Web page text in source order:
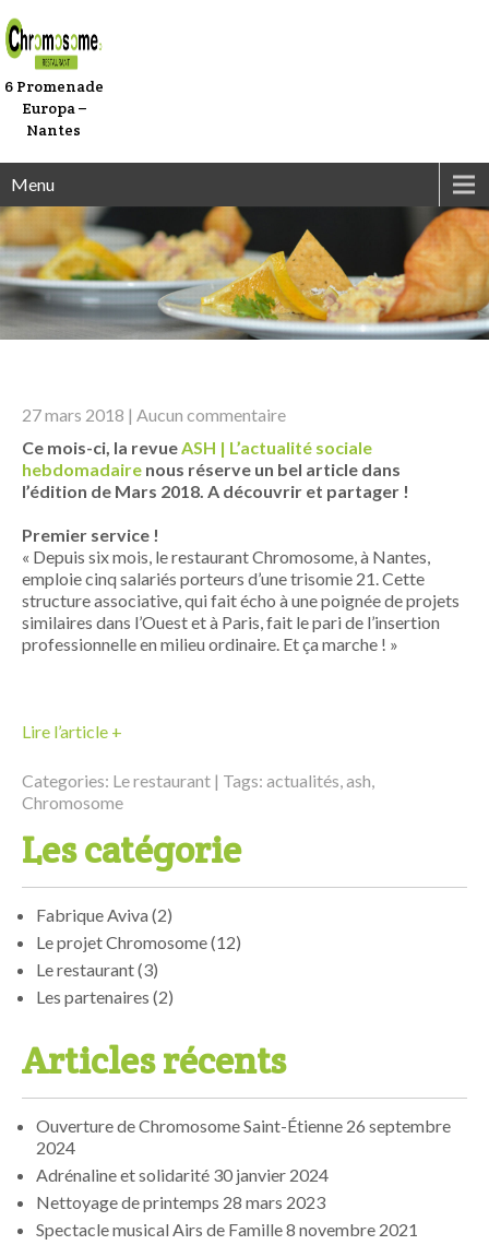
6 Promenade
Europa –
Nantes
Menu
27 mars 2018 | Aucun commentaire
Ce mois-ci, la revueASH | L’actualité sociale
hebdomadaire nous réserve un bel article dans
l’édition de Mars 2018. A découvrir et partager !
Premier service !
« Depuis six mois, le restaurant Chromosome, à Nantes,
emploie cinq salariés porteurs d’une trisomie 21. Cette
structure associative, qui fait écho à une poignée de projets
similaires dans l’Ouest et à Paris, fait le pari de l’insertion
professionnelle en milieu ordinaire. Et ça marche ! »
Lire l’article +
Categories: Le restaurant | Tags: actualités,ash,
Chromosome
Les catégorie
Fabrique Aviva (2)
Le projet Chromosome(12)
Le restaurant(3)
Les partenaires (2)
Articles récents
Ouverture de Chromosome Saint-Étienne 26 septembre
2024
Adrénaline et solidarité 30 janvier 2024
Nettoyage de printemps 28 mars 2023
Spectacle musical Airs de Famille8 novembre 2021